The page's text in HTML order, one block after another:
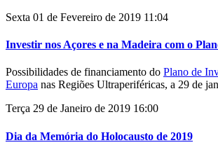
Sexta 01 de Fevereiro de 2019 11:04
Investir nos Açores e na Madeira com o
Possibilidades de financiamento do Plano de
Europa nas Regiões Ultraperiféricas, a 29 de
Terça 29 de Janeiro de 2019 16:00
Dia da Memória do Holocausto de 2019